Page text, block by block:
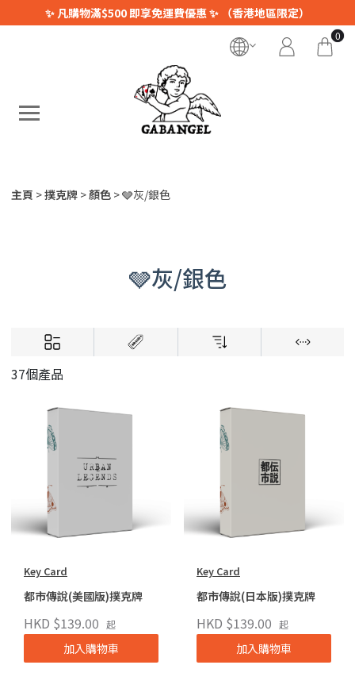
✨ 凡購物滿$500 即享免運費優惠 ✨ （香港地區限定）
0
主頁 撲克牌 顏色 🩶灰/銀色
🩶灰/銀色
37個產品
Key Card
都市傳說(美國版)撲克牌
HKD $139.00 起
加入購物車
Key Card
都市傳說(日本版)撲克牌
HKD $139.00 起
加入購物車